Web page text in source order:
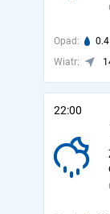
Opad:
Wiatr:
22:00